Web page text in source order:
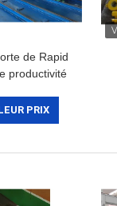
de Rapid
productivité
de trou de
multi
PRIX